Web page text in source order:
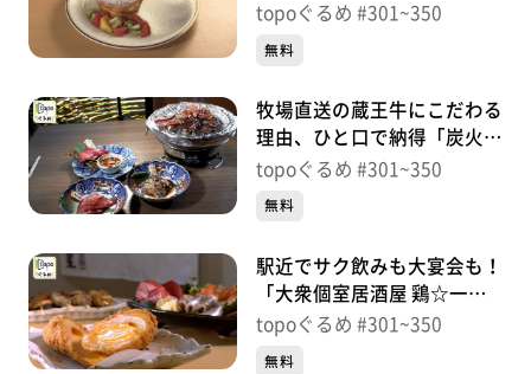
「Ball Park」（宮城野区元
め】
topoぐるめ #301~350
無料
牧場直送の蔵王牛にこだわる
理由、ひと口で納得「炭火焼
肉はじめや」（太白区西中
topoぐるめ #301~350
無料
駅近でサク飲みも大宴会も！
「大衆個室居酒屋 鶏☆一番
星 仙台駅前店」（青葉区中
topoぐるめ #301~350
無料